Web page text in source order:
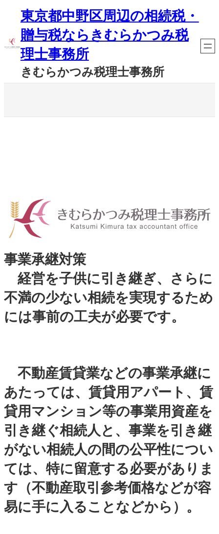
キ
東京都中野区周辺の相続税・
贈与税ならきむらかつみ税
理士事務所
きむらかつみ税理士事務所
事業承継対策
経営を子供に引き継ぎ、さらに
不満の少ない相続を実現するため
には事前の工夫が必要です。
不動産賃貸業などの事業承継に
あたっては、賃貸用アパート、賃
貸用マンション等の事業用資産を
引き継ぐ相続人と、事業を引き継
がない相続人の間の公平性につい
ては、特に留意する必要がありま
す（不動産取引参考価格などが容
易に手に入ることなどから）。